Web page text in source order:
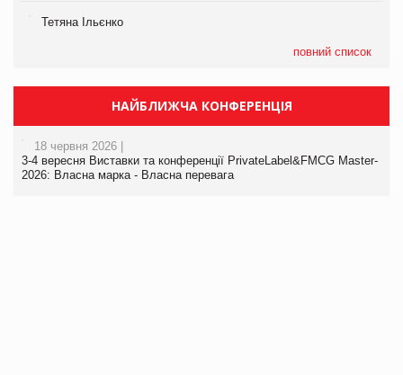
Тетяна Ільєнко
повний список
НАЙБЛИЖЧА КОНФЕРЕНЦІЯ
18 червня 2026 |
3-4 вересня Виставки та конференції PrivateLabel&FMCG Master-
2026: Власна марка - Власна перевага